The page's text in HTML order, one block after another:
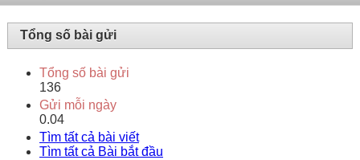
Tổng số bài gửi
Tổng số bài gửi
136
Gửi mỗi ngày
0.04
Tìm tất cả bài viết
Tìm tất cả Bài bắt đầu